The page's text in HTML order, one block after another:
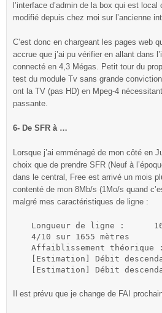
l’interface d’admin de la box qui est
modifié depuis chez moi sur l’ancienne
C’est donc en chargeant les pages web
accrue que j’ai pu vérifier en allant dans
connecté en 4,3 Mégas. Petit tour du
test du module Tv sans grande
ont la TV (pas HD) en Mpeg-4
passante.
6- De SFR à …
Lorsque j’ai emménagé de mon côté en
choix que de prendre SFR (Neuf à
dans le central, Free est arrivé un mois
contenté de mon 8Mb/s (1Mo/s quand
malgré mes caractéristiques de ligne :
Longueur de ligne :	 1655 mètres :
4/10 sur 1655 mètres
Affaiblissement théorique :	 24.825 dB
[Estimation] Débit descendant ADSL :
Il est prévu que je change de FAI